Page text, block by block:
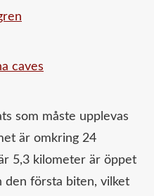
som måste upplevas
är omkring 24
5,3 kilometer är öppet
den första biten, vilket